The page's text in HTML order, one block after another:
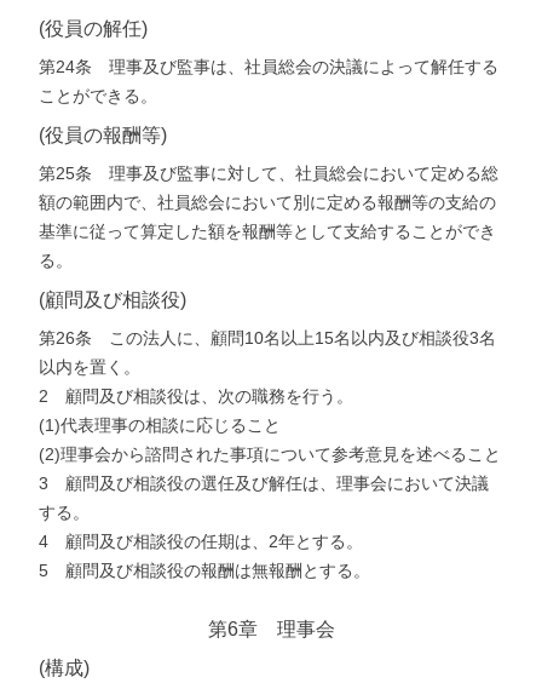
(役員の解任)
第24条 理事及び監事は、社員総会の決議によって解任する
ことができる。
(役員の報酬等)
第25条 理事及び監事に対して、社員総会において定める総
額の範囲内で、社員総会において別に定める報酬等の支給の
基準に従って算定した額を報酬等として支給することができ
る。
(顧問及び相談役)
第26条 この法人に、顧問10名以上15名以内及び相談役3名
以内を置く。
2 顧問及び相談役は、次の職務を行う。
(1)代表理事の相談に応じること
(2)理事会から諮問された事項について参考意見を述べること
3 顧問及び相談役の選任及び解任は、理事会において決議
する。
4 顧問及び相談役の任期は、2年とする。
5 顧問及び相談役の報酬は無報酬とする。
第6章 理事会
(構成)